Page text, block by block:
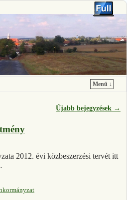
Menü ↓
Újabb bejegyzések →
2012. évi közbeszerzési tervét itt